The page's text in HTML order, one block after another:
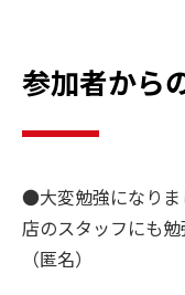
参加者から
●大変勉強になり
店のスタッフにも勉
（匿名）